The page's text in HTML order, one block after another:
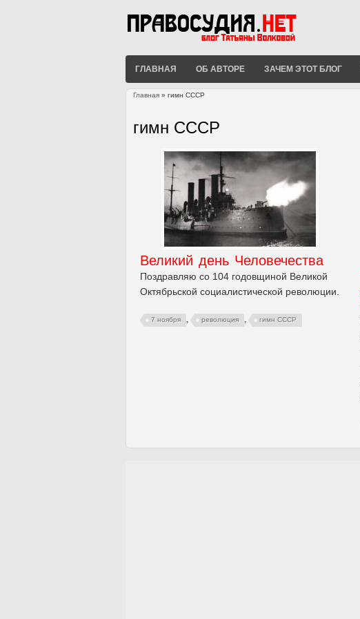
ГЛАВНАЯ ОБ АВТОРЕ ЗАЧЕМ ЭТОТ БЛОГ
Главная » гимн СССР
гимн СССР
Великий день Человечества
Поздравляю со 104 годовщиной Великой
Октябрьской социалистической революции.
7 ноября , революция , гимн СССР